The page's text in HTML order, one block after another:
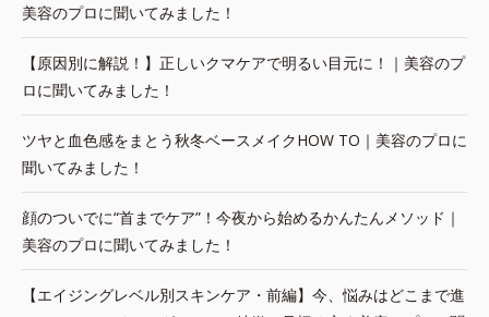
美容のプロに聞いてみました！
【原因別に解説！】正しいクマケアで明るい目元に！｜美容のプ
ロに聞いてみました！
ツヤと血色感をまとう秋冬ベースメイクHOW TO｜美容のプロに
聞いてみました！
顔のついでに“首までケア”！今夜から始めるかんたんメソッド｜
美容のプロに聞いてみました！
【エイジングレベル別スキンケア・前編】今、悩みはどこまで進